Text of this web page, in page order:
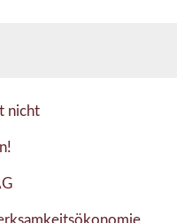
nicht